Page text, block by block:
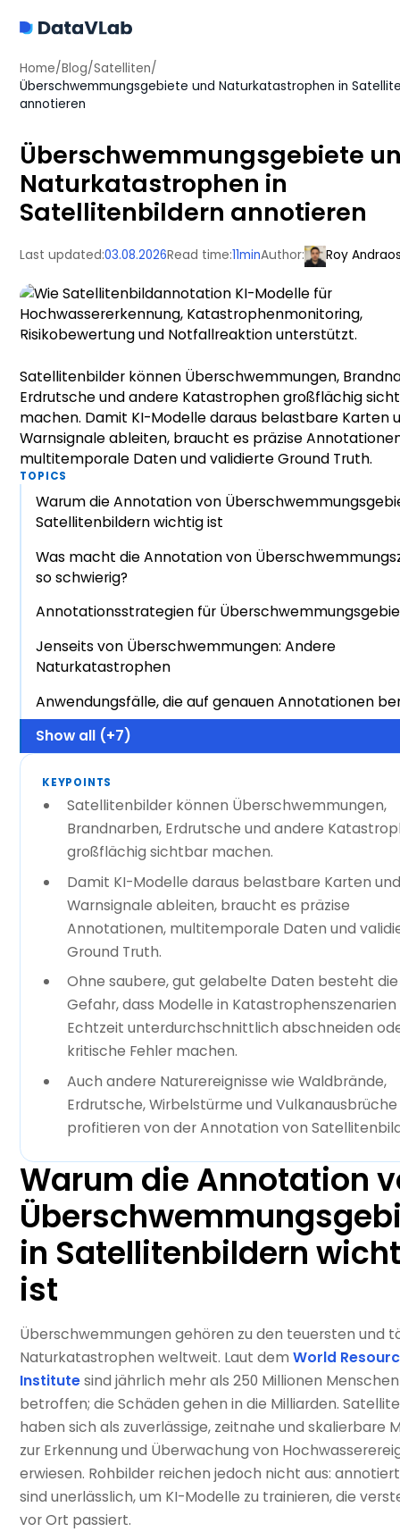
Home/Blog/Satelliten/
Überschwemmungsgebiete und Naturkatastrophen in
annotieren
Überschwemmungsgebiete
Naturkatastrophen in
Satellitenbildern annotieren
Last updated:03.08.2026Read time:11minAuthor: Roy
Satellitenbilder können Überschwemmungen,
Erdrutsche und andere Katastrophen großflächig
machen. Damit KI-Modelle daraus belastbare Karten
Warnsignale ableiten, braucht es präzise
multitemporale Daten und validierte Ground Truth.
TOPICS
Warum die Annotation von
Satellitenbildern wichtig ist
Was macht die Annotation von
so schwierig?
Annotationsstrategien für
Jenseits von Überschwemmungen: Andere
Naturkatastrophen
Anwendungsfälle, die auf genauen Annotationen
Show all (+7)
KEYPOINTS
Satellitenbilder können Überschwemmungen,
Brandnarben, Erdrutsche und andere
großflächig sichtbar machen.
Damit KI-Modelle daraus belastbare Karten und
Warnsignale ableiten, braucht es präzise
Annotationen, multitemporale Daten und
Ground Truth.
Ohne saubere, gut gelabelte Daten besteht die
Gefahr, dass Modelle in Katastrophenszenarien
Echtzeit unterdurchschnittlich abschneiden
kritische Fehler machen.
Auch andere Naturereignisse wie Waldbrände,
Erdrutsche, Wirbelstürme und Vulkanausbrüche
profitieren von der Annotation von
Warum die Annotation
in Satellitenbildern
ist
Überschwemmungen gehören zu den teuersten und
Naturkatastrophen weltweit. Laut demWorld
Institutesind jährlich mehr als 250 Millionen Menschen
betroffen; die Schäden gehen in die Milliarden.
haben sich als zuverlässige, zeitnahe und skalierbare
zur Erkennung und Überwachung von
erwiesen. Rohbilder reichen jedoch nicht aus:
sind unerlässlich, um KI-Modelle zu trainieren, die
vor Ort passiert.